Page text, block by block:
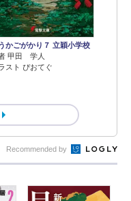
かごがかり７ 立穎小学校
甲田 学人
スト ぴおてぐ
Recommended by